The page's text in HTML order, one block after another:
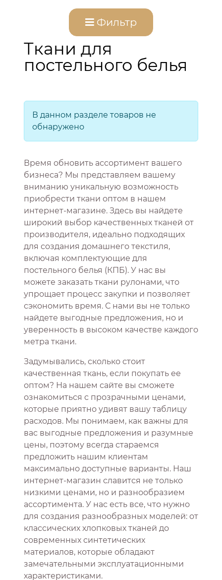
Фильтр
Ткани для
постельного белья
В данном разделе товаров не
обнаружено
Время обновить ассортимент вашего
бизнеса? Мы представляем вашему
вниманию уникальную возможность
приобрести ткани оптом в нашем
интернет-магазине. Здесь вы найдете
широкий выбор качественных тканей от
производителя, идеально подходящих
для создания домашнего текстиля,
включая комплектующие для
постельного белья (КПБ). У нас вы
можете заказать ткани рулонами, что
упрощает процесс закупки и позволяет
сэкономить время. С нами вы не только
найдете выгодные предложения, но и
уверенность в высоком качестве каждого
метра ткани.
Задумывались, сколько стоит
качественная ткань, если покупать ее
оптом? На нашем сайте вы сможете
ознакомиться с прозрачными ценами,
которые приятно удивят вашу таблицу
расходов. Мы понимаем, как важны для
вас выгодные предложения и разумные
цены, поэтому всегда стараемся
предложить нашим клиентам
максимально доступные варианты. Наш
интернет-магазин славится не только
низкими ценами, но и разнообразием
ассортимента. У нас есть все, что нужно
для создания разнообразных моделей: от
классических хлопковых тканей до
современных синтетических
материалов, которые обладают
замечательными эксплуатационными
характеристиками.